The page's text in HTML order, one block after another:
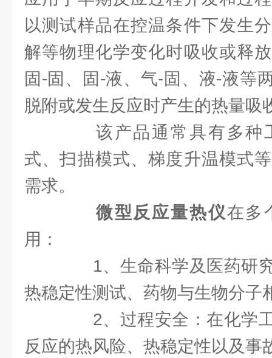
以测试样品在控温条件下发生
解等物理化学变化时吸收或释
固-固、固-液、气-固、液-液等
脱附或发生反应时产生的热量吸
该产品通常具有多种
式、扫描模式、梯度升温模式
需求。
微型反应量热仪在多
用：
1、生命科学及医药研究
热稳定性测试、药物与生物分子
2、过程安全：在化学工
反应的热风险、热稳定性以及事